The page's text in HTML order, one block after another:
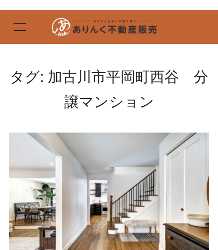
タグ: 加古川市平岡町西谷 分
譲マンション